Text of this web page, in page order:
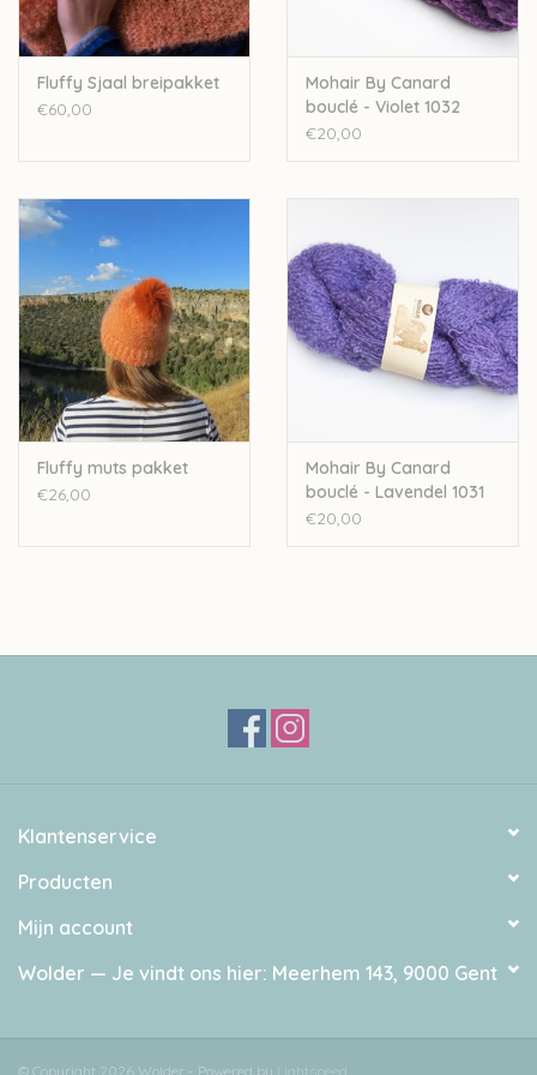
Fluffy Sjaal breipakket
€60,00
Mohair By Canard
bouclé - Violet 1032
€20,00
Fluffy muts pakket
€26,00
Mohair By Canard
bouclé - Lavendel 1031
€20,00
Klantenservice
Producten
Mijn account
Wolder — Je vindt ons hier: Meerhem 143, 9000 Gent
© Copyright 2026 Wolder - Powered by Lightspeed